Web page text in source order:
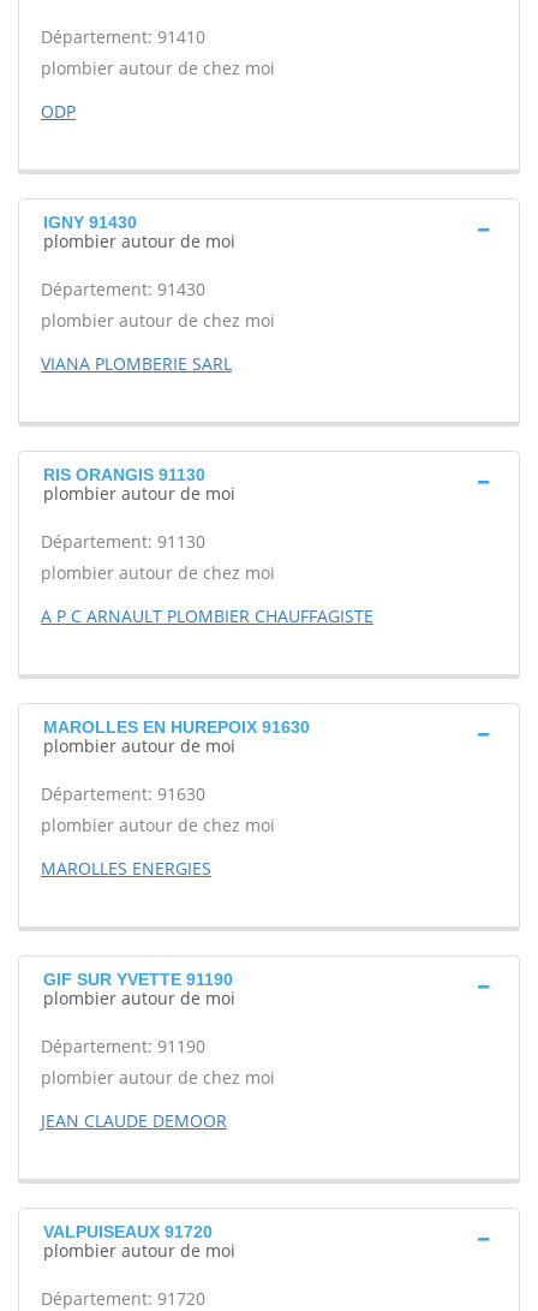
Département: 91410
plombier autour de chez moi
ODP
IGNY 91430
plombier autour de moi
Département: 91430
plombier autour de chez moi
VIANA PLOMBERIE SARL
RIS ORANGIS 91130
plombier autour de moi
Département: 91130
plombier autour de chez moi
A P C ARNAULT PLOMBIER CHAUFFAGISTE
MAROLLES EN HUREPOIX 91630
plombier autour de moi
Département: 91630
plombier autour de chez moi
MAROLLES ENERGIES
GIF SUR YVETTE 91190
plombier autour de moi
Département: 91190
plombier autour de chez moi
JEAN CLAUDE DEMOOR
VALPUISEAUX 91720
plombier autour de moi
Département: 91720